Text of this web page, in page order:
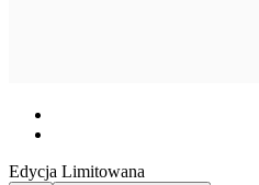
Edycja Limitowana